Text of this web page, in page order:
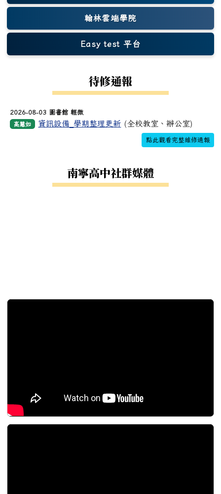
翰林雲端學院
Easy test 平台
(另開新視窗)
待修通報
2026-08-03 圖書館 輕微
高慧如 資訊設備_學期整理更新 (全校教室、辦公室)
點此觀看完整維修通報
南寧高中社群媒體